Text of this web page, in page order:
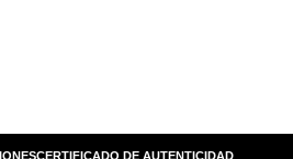
CERTIFICADO DE AUTENTICIDAD